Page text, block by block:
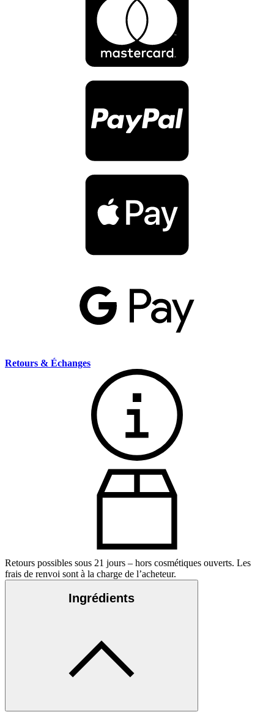
Retours & Échanges
Retours possibles sous 21 jours – hors cosmétiques ouverts. Les
frais de renvoi sont à la charge de l’acheteur.
Ingrédients